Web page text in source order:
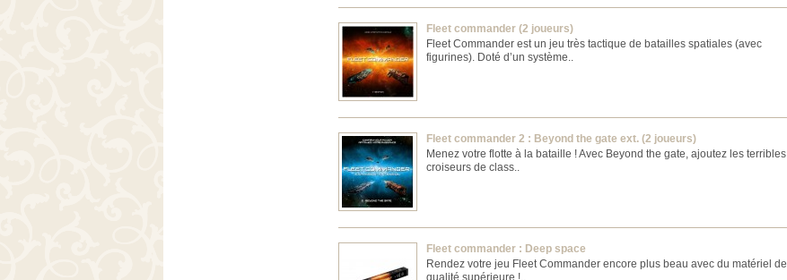
Fleet commander (2 joueurs)
Fleet Commander est un jeu très tactique de batailles spatiales (avec
figurines). Doté d’un système..
Fleet commander 2 : Beyond the gate ext. (2 joueurs)
Menez votre flotte à la bataille ! Avec Beyond the gate, ajoutez les terribles
croiseurs de class..
Fleet commander : Deep space
Rendez votre jeu Fleet Commander encore plus beau avec du matériel de
qualité supérieure !..